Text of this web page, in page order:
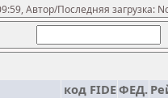
Автор/Последняя загрузка:
код FIDEФЕД.